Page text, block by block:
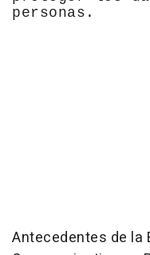
personas.
Antecedentes de la